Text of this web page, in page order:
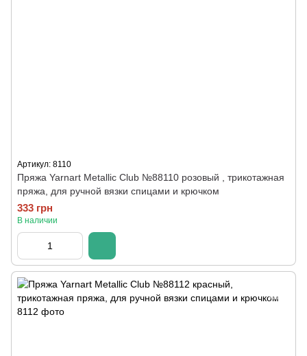
Артикул: 8110
Пряжа Yarnart Metallic Club №88110 розовый , трикотажная
пряжа, для ручной вязки спицами и крючком
333 грн
В наличии